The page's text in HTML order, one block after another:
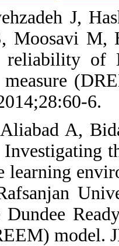
16.
K, Bigdeli S,
validity and
environment
Repub Iran.
17. Bakhshi
N, Salimi Z.
quality of the
students of
based on the
Measure